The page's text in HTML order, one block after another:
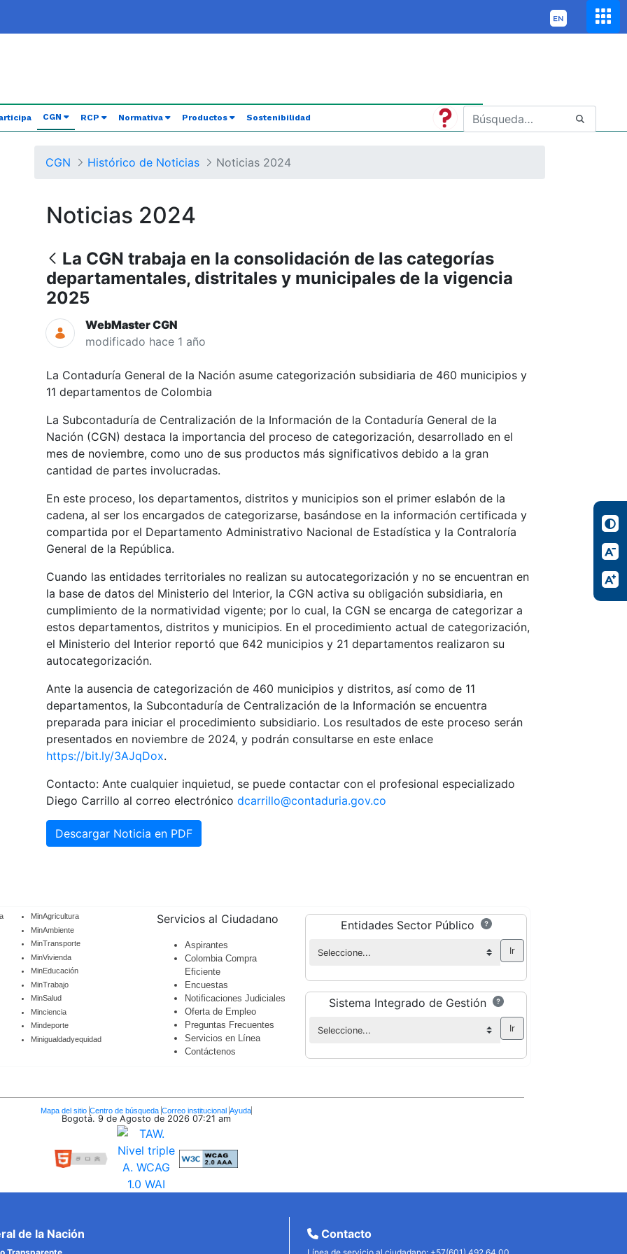
CGN (current)
RCP Normativa Productos Sostenibilidad
CGN Histórico de Noticias Noticias 2024
Noticias 2024
La CGN trabaja en la consolidación de las categorías
departamentales, distritales y municipales de la vigencia
2025
WebMaster CGN
modificado hace 1 año
La Contaduría General de la Nación asume categorización subsidiaria de 460 municipios y
11 departamentos de Colombia
La Subcontaduría de Centralización de la Información de la Contaduría General de la
Nación (CGN) destaca la importancia del proceso de categorización, desarrollado en el
mes de noviembre, como uno de sus productos más significativos debido a la gran
cantidad de partes involucradas.
En este proceso, los departamentos, distritos y municipios son el primer eslabón de la
cadena, al ser los encargados de categorizarse, basándose en la información certificada y
compartida por el Departamento Administrativo Nacional de Estadística y la Contraloría
General de la República.
Cuando las entidades territoriales no realizan su autocategorización y no se encuentran en
la base de datos del Ministerio del Interior, la CGN activa su obligación subsidiaria, en
cumplimiento de la normatividad vigente; por lo cual, la CGN se encarga de categorizar a
estos departamentos, distritos y municipios. En el procedimiento actual de categorización,
el Ministerio del Interior reportó que 642 municipios y 21 departamentos realizaron su
autocategorización.
Ante la ausencia de categorización de 460 municipios y distritos, así como de 11
departamentos, la Subcontaduría de Centralización de la Información se encuentra
preparada para iniciar el procedimiento subsidiario. Los resultados de este proceso serán
presentados en noviembre de 2024, y podrán consultarse en este enlace
https://bit.ly/3AJqDox.
Contacto: Ante cualquier inquietud, se puede contactar con el profesional especializado
Diego Carrillo al correo electrónico dcarrillo@contaduria.gov.co
Descargar Noticia en PDF
MinAgricultura
MinAmbiente
MinTransporte
MinVivienda
MinEducación
MinTrabajo
MinSalud
Minciencia
Mindeporte
Minigualdadyequidad
Servicios al Ciudadano
Aspirantes
Colombia Compra
Eficiente
Encuestas
Notificaciones Judiciales
Oferta de Empleo
Preguntas Frecuentes
Servicios en Línea
Contáctenos
Entidades Sector Público
Sistema Integrado de Gestión
Mapa del sitio Centro de búsqueda Correo institucional Ayuda
Bogotá. 9 de Agosto de 2026 07:21 am
de la Nación Contacto